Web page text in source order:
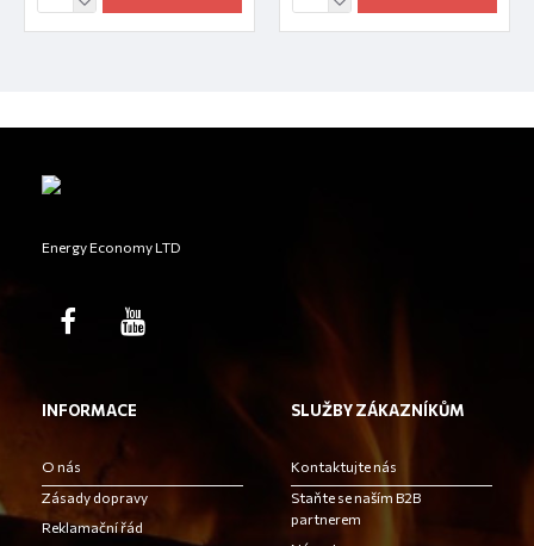
Energy Economy LTD
INFORMACE
O nás
Zásady dopravy
Reklamační řád
SLUŽBY ZÁKAZNÍKŮM
Kontaktujte nás
Staňte se naším B2B
partnerem